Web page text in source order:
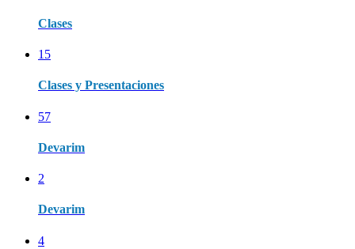
Clases
15
Clases y Presentaciones
57
Devarim
2
Devarim
4